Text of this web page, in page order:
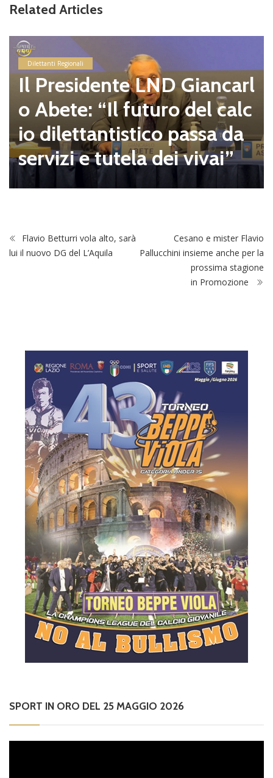
Related Articles
Dilettanti Regionali
Il Presidente LND Giancarl
o Abete: “Il futuro del calc
io dilettantistico passa da
servizi e tutela dei vivai”
Flavio Betturri vola alto, sarà
lui il nuovo DG del L’Aquila
Cesano e mister Flavio
Pallucchini insieme anche per la
prossima stagione
in Promozione
SPORT IN ORO DEL 25 MAGGIO 2026